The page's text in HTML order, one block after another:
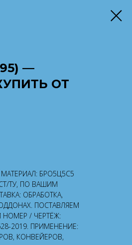
—
ОТ
БРО5Ц5С5
ТУ, ПО ВАШИМ
ОБРАБОТКА,
ПОСТАВЛЯЕМ
НОМЕР / ЧЕРТЁЖ:
2019. ПРИМЕНЕНИЕ:
КОНВЕЙЕРОВ,